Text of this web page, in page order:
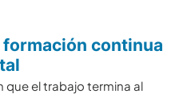
continua
el trabajo termina al